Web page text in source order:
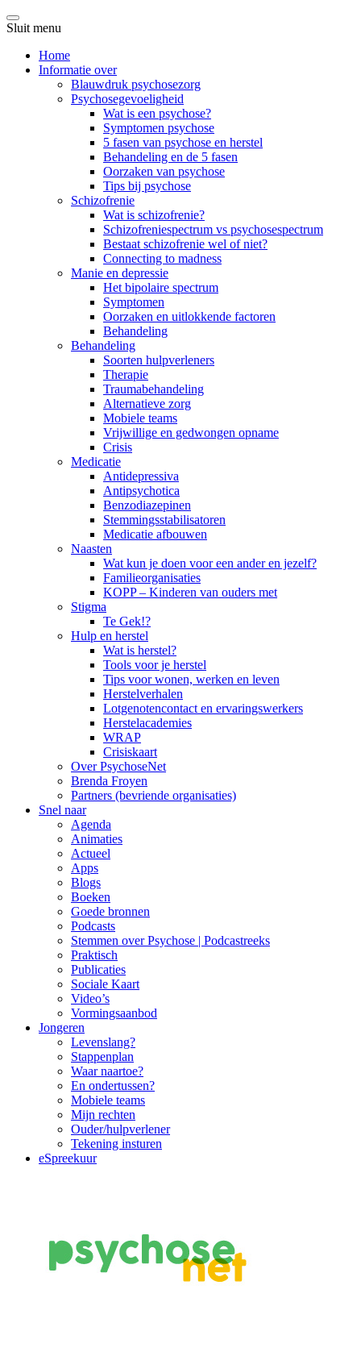
Sluit menu
Home
Informatie over
Blauwdruk psychosezorg
Psychosegevoeligheid
Wat is een psychose?
Symptomen psychose
5 fasen van psychose en herstel
Behandeling en de 5 fasen
Oorzaken van psychose
Tips bij psychose
Schizofrenie
Wat is schizofrenie?
Schizofreniespectrum vs psychosespectrum
Bestaat schizofrenie wel of niet?
Connecting to madness
Manie en depressie
Het bipolaire spectrum
Symptomen
Oorzaken en uitlokkende factoren
Behandeling
Behandeling
Soorten hulpverleners
Therapie
Traumabehandeling
Alternatieve zorg
Mobiele teams
Vrijwillige en gedwongen opname
Crisis
Medicatie
Antidepressiva
Antipsychotica
Benzodiazepinen
Stemmingsstabilisatoren
Medicatie afbouwen
Naasten
Wat kun je doen voor een ander en jezelf?
Familieorganisaties
KOPP – Kinderen van ouders met
Stigma
Te Gek!?
Hulp en herstel
Wat is herstel?
Tools voor je herstel
Tips voor wonen, werken en leven
Herstelverhalen
Lotgenotencontact en ervaringswerkers
Herstelacademies
WRAP
Crisiskaart
Over PsychoseNet
Brenda Froyen
Partners (bevriende organisaties)
Snel naar
Agenda
Animaties
Actueel
Apps
Blogs
Boeken
Goede bronnen
Podcasts
Stemmen over Psychose | Podcastreeks
Praktisch
Publicaties
Sociale Kaart
Video’s
Vormingsaanbod
Jongeren
Levenslang?
Stappenplan
Waar naartoe?
En ondertussen?
Mobiele teams
Mijn rechten
Ouder/hulpverlener
Tekening insturen
eSpreekuur